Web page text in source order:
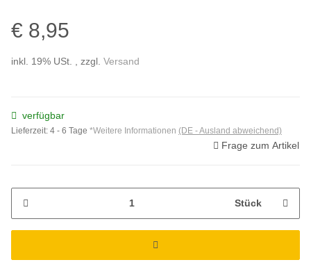
€ 8,95
inkl. 19% USt. , zzgl. Versand
verfügbar
Lieferzeit: 4 - 6 Tage *Weitere Informationen (DE - Ausland abweichend)
Frage zum Artikel
Stück